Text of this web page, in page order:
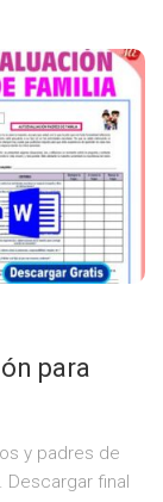
para
y padres de
final